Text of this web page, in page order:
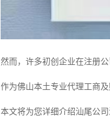
然而，许多初创企业在注册
作为佛山本土专业代理工商
本文将为您详细介绍汕尾公